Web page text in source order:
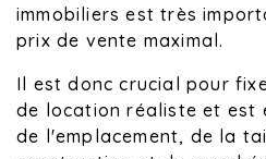
immobiliers est très
prix de vente maximal.
Il est donc crucial pour
de location réaliste et est
de l'emplacement, de la